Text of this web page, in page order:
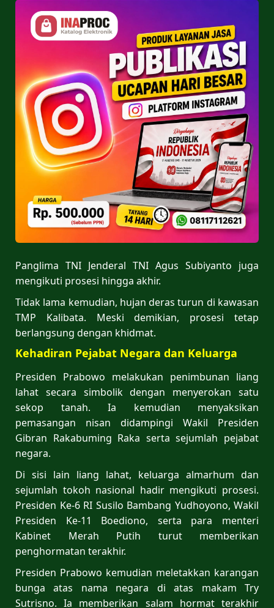
Panglima TNI Jenderal TNI Agus Subiyanto juga
mengikuti prosesi hingga akhir.
Tidak lama kemudian, hujan deras turun di kawasan
TMP Kalibata. Meski demikian, prosesi tetap
berlangsung dengan khidmat.
Kehadiran Pejabat Negara dan Keluarga
Presiden Prabowo melakukan penimbunan liang
lahat secara simbolik dengan menyerokan satu
sekop tanah. Ia kemudian menyaksikan
pemasangan nisan didampingi Wakil Presiden
Gibran Rakabuming Raka serta sejumlah pejabat
negara.
Di sisi lain liang lahat, keluarga almarhum dan
sejumlah tokoh nasional hadir mengikuti prosesi.
Presiden Ke-6 RI Susilo Bambang Yudhoyono, Wakil
Presiden Ke-11 Boediono, serta para menteri
Kabinet Merah Putih turut memberikan
penghormatan terakhir.
Presiden Prabowo kemudian meletakkan karangan
bunga atas nama negara di atas makam Try
Sutrisno. Ia memberikan salam hormat terakhir